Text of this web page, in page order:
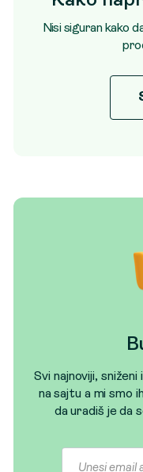
Nisi siguran kako
Svi najnoviji,
na sajtu a mi smo
da uradiš je da